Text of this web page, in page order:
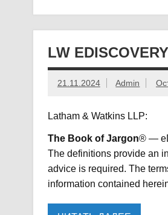
LW
21.11.2024 Admin
Latham & Watkins LLP:
The Book of Jargon® —
The definitions provide an
advice is required. The
information contained